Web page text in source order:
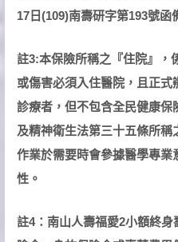
17日(109)南壽研字第193號函
註3:本保險所稱之『住院』，
或傷害必須入住醫院，且正
診療者，但不包含全民健康
及精神衛生法第三十五條所
作業於需要時會參據醫學專
性。
註4：南山人壽福愛2小額終